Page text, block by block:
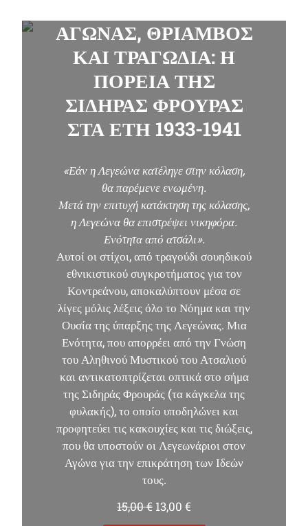
ΑΓΩΝΑΣ, ΘΡΙΑΜΒΟΣ
ΚΑΙ ΤΡΑΓΩΔΙΑ: Η
ΠΟΡΕΙΑ ΤΗΣ
ΣΙΔΗΡΑΣ ΦΡΟΥΡΑΣ
ΣΤΑ ΕΤΗ 1933-1941
«Εάν η Λεγεώνα κατέληγε στην κόλαση,
θα παρέμενε ενωμένη.
Μετά την επιτυχή κατάκτηση της κόλασης,
η Λεγεώνα θα επιστρέψει νικηφόρα.
Ενότητα από ατσάλι».
Αυτοί οι στίχοι, από τραγούδι σουηδικού
εθνικιστικού συγκροτήματος για τον
Κοντρεάνου, αποκαλύπτουν μέσα σε
λίγες μόλις λέξεις όλο το Νόημα και την
Ουσία της ύπαρξης της Λεγεώνας. Μια
Ενότητα, που απορρέει από την Γνώση
του Αληθινού Μυστικού του Ατσαλιού
και αντικατοπτρίζεται οπτικά στο σήμα
της Σιδηράς Φρουράς (τα κάγκελα της
φυλακής), το οποίο υποδηλώνει και
προφητεύει τις κακουχίες και τις διώξεις,
που θα υποστούν οι Λεγεωνάριοι στον
Αγώνα για την επικράτηση των Ιδεών
τους.
15,00€ O
13,00 €